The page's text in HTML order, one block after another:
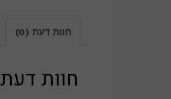
חוות דעת (0)
חוות דעת